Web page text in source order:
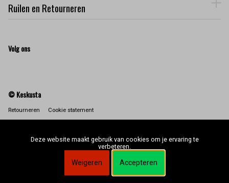
Ruilen en Retourneren
Volg ons
© Keskusta
Retourneren Cookie statement
Deze website maakt gebruik van cookies om je ervaring te
verbeteren.
Weigeren Accepteren